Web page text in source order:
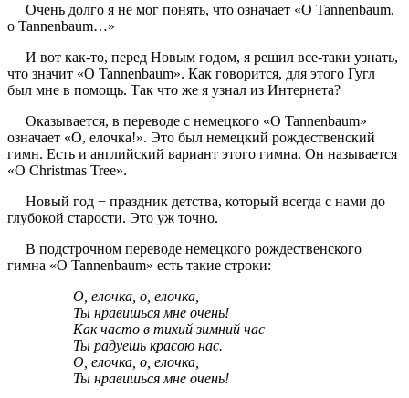
Очень долго я не мог понять, что означает «O Tannenbaum,
o Tannenbaum…»
И вот как-то, перед Новым годом, я решил все-таки узнать,
что значит «O Tannenbaum». Как говорится, для этого Гугл
был мне в помощь. Так что же я узнал из Интернета?
Оказывается, в переводе с немецкого «O Tannenbaum»
означает «О, елочка!». Это был немецкий рождественский
гимн. Есть и английский вариант этого гимна. Он называется
«O Christmas Tree».
Новый год − праздник детства, который всегда с нами до
глубокой старости. Это уж точно.
В подстрочном переводе немецкого рождественского
гимна «O Tannenbaum» есть такие строки:
О, елочка, о, елочка,
Ты нравишься мне очень!
Как часто в тихий зимний час
Ты радуешь красою нас.
О, елочка, о, елочка,
Ты нравишься мне очень!